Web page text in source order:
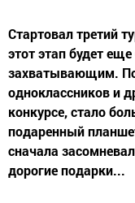
Стартовал третий
этот этап будет
захватывающим.
одноклассников и
конкурсе, стало
подаренный
сначала
дорогие подарки...